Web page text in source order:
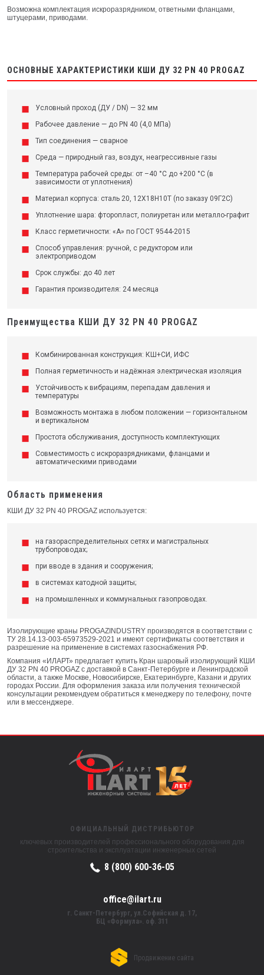
Возможна комплектация искроразрядником, ответными фланцами,
штуцерами, приводами.
ОСНОВНЫЕ ХАРАКТЕРИСТИКИ КШИ ДУ 32 PN 40 PROGAZ
Условный проход (ДУ / DN) — 32 мм
Рабочее давление — до PN 40 (4,0 МПа)
Тип соединения — сварное
Среда — природный газ, воздух, неагрессивные газы
Температура рабочей среды: от –40 °C до +200 °C (в
зависимости от уплотнения)
Материал корпуса: сталь 20, 12Х18Н10Т (по заказу 09Г2С)
Уплотнение шара: фторопласт, полиуретан или металло-графит
Класс герметичности: «А» по ГОСТ 9544-2015
Способ управления: ручной, с редуктором или
электроприводом
Срок службы: до 40 лет
Гарантия производителя: 24 месяца
Преимущества КШИ ДУ 32 PN 40 PROGAZ
Комбинированная конструкция: КШ+СИ, ИФС
Полная герметичность и надёжная электрическая изоляция
Устойчивость к вибрациям, перепадам давления и
температуры
Возможность монтажа в любом положении — горизонтальном
и вертикальном
Простота обслуживания, доступность комплектующих
Совместимость с искроразрядниками, фланцами и
автоматическими приводами
Область применения
КШИ ДУ 32 PN 40 PROGAZ используется:
на газораспределительных сетях и магистральных
трубопроводах;
при вводе в здания и сооружения;
в системах катодной защиты;
на промышленных и коммунальных газопроводах.
Изолирующие краны PROGAZINDUSTRY производятся в соответствии с
ТУ 28.14.13-003-65973529-2021 и имеют сертификаты соответствия и
разрешение на применение в системах газоснабжения РФ.
Компания «ИЛАРТ» предлагает купить Кран шаровый изолирующий КШИ
ДУ 32 PN 40 PROGAZ с доставкой в Санкт-Петербурге и Ленинградской
области, а также Москве, Новосибирске, Екатеринбурге, Казани и других
городах России. Для оформления заказа или получения технической
консультации рекомендуем обратиться к менеджеру по телефону, почте
или в мессенджере.
ОФИЦИАЛЬНЫЙ ДИСТРИБЬЮТОР
ключевых производителей профессионального оборудования для
строительства и эксплуатации инженерных сетей
8 (800) 600-36-05
office@ilart.ru
г. Санкт-Петербург, ул.Софийская д. 17,
БЦ «Формула». оф. 311
Продвижение сайта